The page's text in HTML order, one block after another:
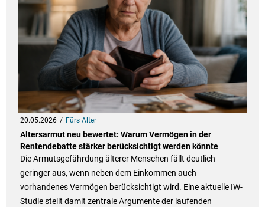
20.05.2026 Fürs Alter
Altersarmut neu bewertet: Warum Vermögen in der
Rentendebatte stärker berücksichtigt werden könnte
Die Armutsgefährdung älterer Menschen fällt deutlich
geringer aus, wenn neben dem Einkommen auch
vorhandenes Vermögen berücksichtigt wird. Eine aktuelle IW-
Studie stellt damit zentrale Argumente der laufenden